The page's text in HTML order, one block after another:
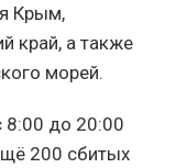
Крым,
край, а также
морей.
8:00 до 20:00
200 сбитых